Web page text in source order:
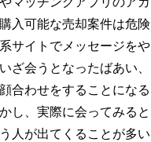
入可能な売却案件は危険
サイトでメッセージをや
ざ会うとなったばあい、
合わせをすることになる
し、実際に会ってみると
人が出てくることが多い